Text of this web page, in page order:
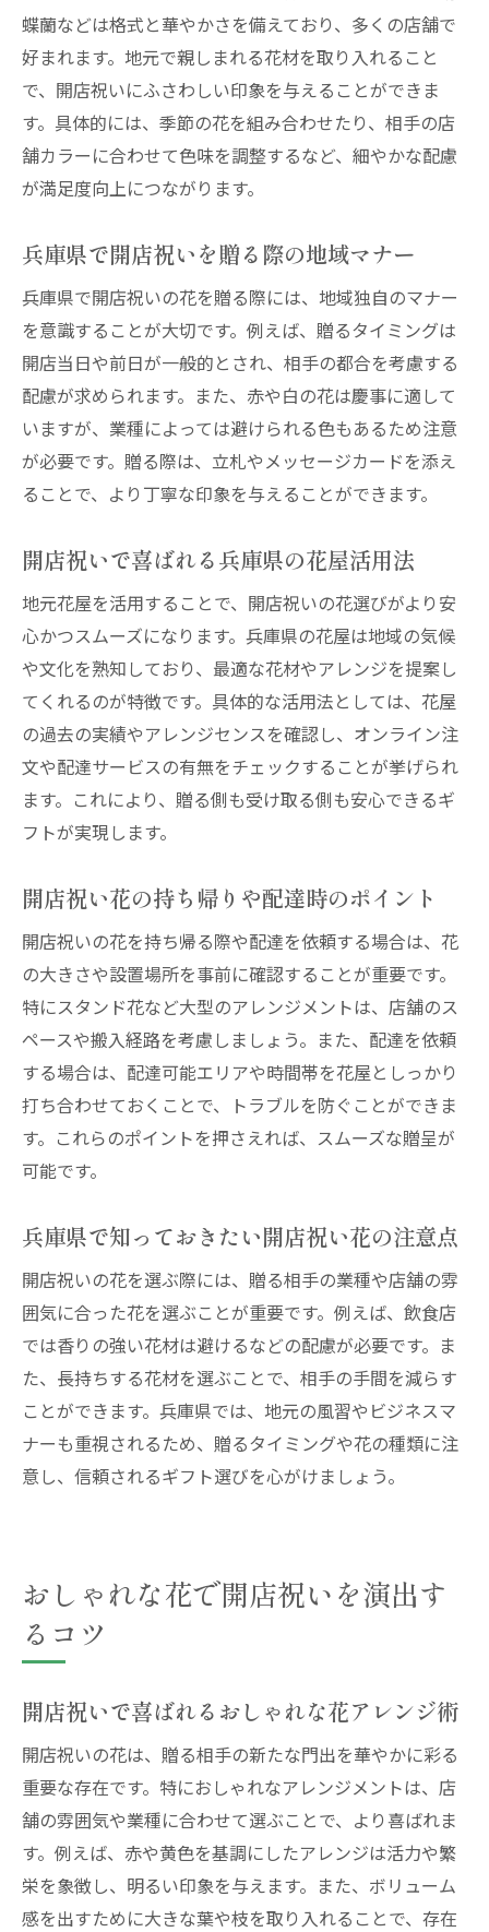
蝶蘭などは格式と華やかさを備えており、多くの店舗で
好まれます。地元で親しまれる花材を取り入れること
で、開店祝いにふさわしい印象を与えることができま
す。具体的には、季節の花を組み合わせたり、相手の店
舗カラーに合わせて色味を調整するなど、細やかな配慮
が満足度向上につながります。
兵庫県で開店祝いを贈る際の地域マナー
兵庫県で開店祝いの花を贈る際には、地域独自のマナー
を意識することが大切です。例えば、贈るタイミングは
開店当日や前日が一般的とされ、相手の都合を考慮する
配慮が求められます。また、赤や白の花は慶事に適して
いますが、業種によっては避けられる色もあるため注意
が必要です。贈る際は、立札やメッセージカードを添え
ることで、より丁寧な印象を与えることができます。
開店祝いで喜ばれる兵庫県の花屋活用法
地元花屋を活用することで、開店祝いの花選びがより安
心かつスムーズになります。兵庫県の花屋は地域の気候
や文化を熟知しており、最適な花材やアレンジを提案し
てくれるのが特徴です。具体的な活用法としては、花屋
の過去の実績やアレンジセンスを確認し、オンライン注
文や配達サービスの有無をチェックすることが挙げられ
ます。これにより、贈る側も受け取る側も安心できるギ
フトが実現します。
開店祝い花の持ち帰りや配達時のポイント
開店祝いの花を持ち帰る際や配達を依頼する場合は、花
の大きさや設置場所を事前に確認することが重要です。
特にスタンド花など大型のアレンジメントは、店舗のス
ペースや搬入経路を考慮しましょう。また、配達を依頼
する場合は、配達可能エリアや時間帯を花屋としっかり
打ち合わせておくことで、トラブルを防ぐことができま
す。これらのポイントを押さえれば、スムーズな贈呈が
可能です。
兵庫県で知っておきたい開店祝い花の注意点
開店祝いの花を選ぶ際には、贈る相手の業種や店舗の雰
囲気に合った花を選ぶことが重要です。例えば、飲食店
では香りの強い花材は避けるなどの配慮が必要です。ま
た、長持ちする花材を選ぶことで、相手の手間を減らす
ことができます。兵庫県では、地元の風習やビジネスマ
ナーも重視されるため、贈るタイミングや花の種類に注
意し、信頼されるギフト選びを心がけましょう。
おしゃれな花で開店祝いを演出す
るコツ
開店祝いで喜ばれるおしゃれな花アレンジ術
開店祝いの花は、贈る相手の新たな門出を華やかに彩る
重要な存在です。特におしゃれなアレンジメントは、店
舗の雰囲気や業種に合わせて選ぶことで、より喜ばれま
す。例えば、赤や黄色を基調にしたアレンジは活力や繁
栄を象徴し、明るい印象を与えます。また、ボリューム
感を出すために大きな葉や枝を取り入れることで、存在